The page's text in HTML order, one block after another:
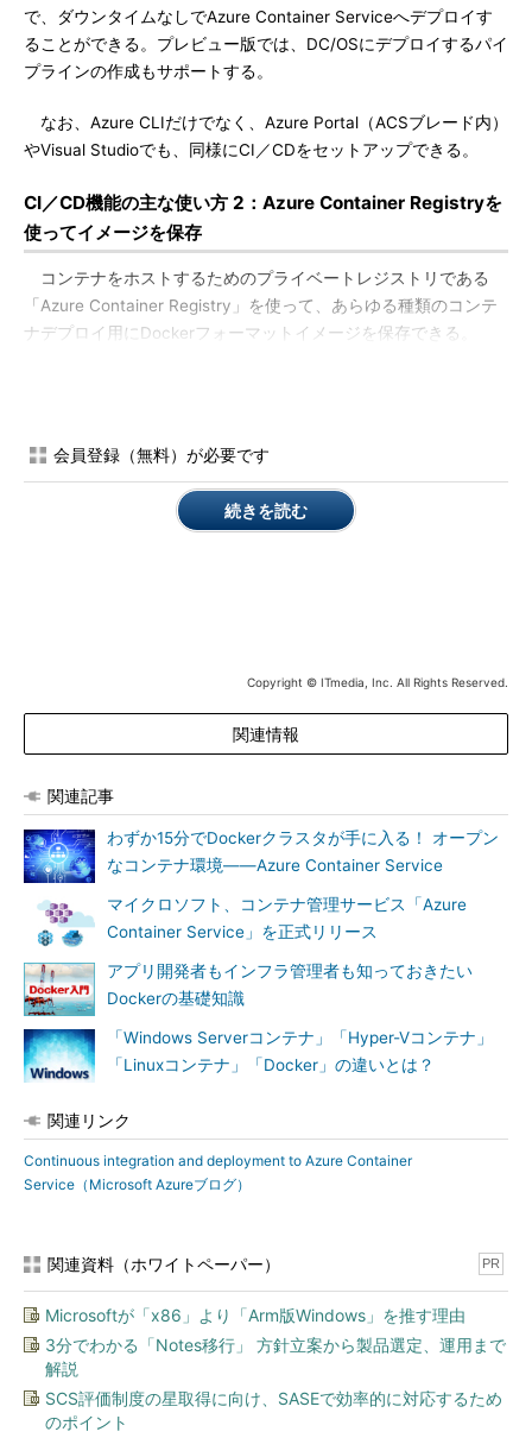
で、ダウンタイムなしでAzure Container Serviceへデプロイす
ることができる。プレビュー版では、DC/OSにデプロイするパイ
プラインの作成もサポートする。
なお、Azure CLIだけでなく、Azure Portal（ACSブレード内）
やVisual Studioでも、同様にCI／CDをセットアップできる。
CI／CD機能の主な使い方 2：Azure Container Registryを
使ってイメージを保存
コンテナをホストするためのプライベートレジストリである
「Azure Container Registry」を使って、あらゆる種類のコンテ
ナデプロイ用にDockerフォーマットイメージを保存できる。
CI／CDツールによってAzure Container Registryにプッシュされ
る。その後、CI／CDツールはAzure Container Registryからイメ
ージをプルし、ACSクラスタにデプロイする。
サポートする。これは、イメージを開発環境からテスト、本番運
きることを意味する。そのたびにコンテナイメージをビルドし直
す必要がないことがポイントとなる。
Azureコンテナによるイメージのプロモート機能
会員登録（無料）が必要です
続きを読む
Copyright © ITmedia, Inc. All Rights Reserved.
関連情報
関連記事
わずか15分でDockerクラスタが手に入る！ オープン
なコンテナ環境――Azure Container Service
マイクロソフト、コンテナ管理サービス「Azure
Container Service」を正式リリース
アプリ開発者もインフラ管理者も知っておきたい
Dockerの基礎知識
「Windows Serverコンテナ」「Hyper-Vコンテナ」
「Linuxコンテナ」「Docker」の違いとは？
関連リンク
Continuous integration and deployment to Azure Container
Service（Microsoft Azureブログ）
関連資料（ホワイトペーパー） PR
Microsoftが「x86」より「Arm版Windows」を推す理由
3分でわかる「Notes移行」 方針立案から製品選定、運用まで
解説
SCS評価制度の星取得に向け、SASEで効率的に対応するため
のポイント